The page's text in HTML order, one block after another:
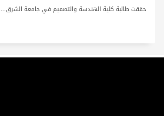
حققت طالبة كلية الهندسة والتصميم في جامعة الشرق...